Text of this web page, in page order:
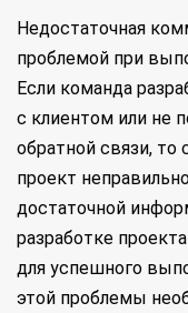
Недостаточная
проблемой при
Если команда
с клиентом или не
обратной связи,
проект
достаточной
разработке
для успешного
этой проблемы